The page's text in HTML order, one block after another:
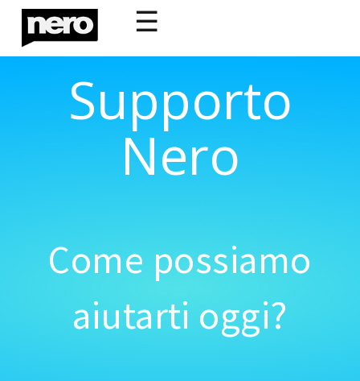
☰
Supporto
Nero
Come possiamo
aiutarti oggi?